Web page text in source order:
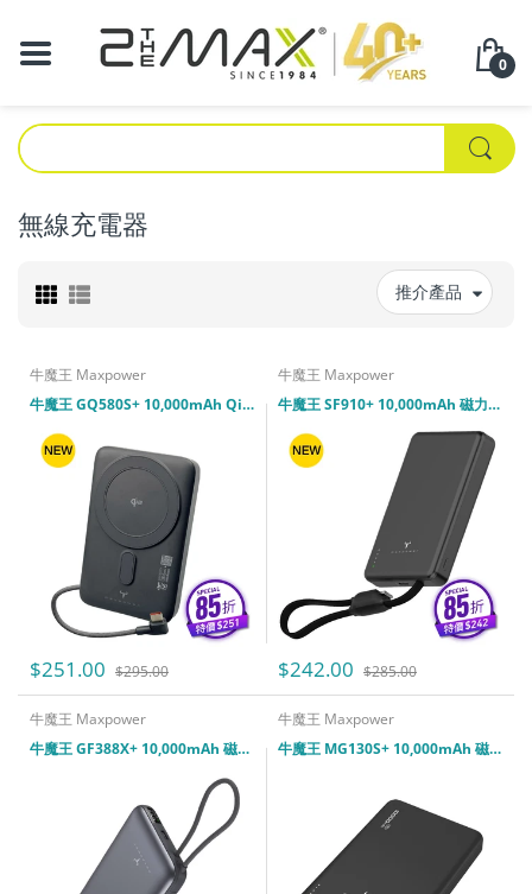
0
無線充電器
推介產品
牛魔王 Maxpower
牛魔王 GQ580S+ 10,000mAh Qi2 磁力無線外置充電器 (2026 CCC 認證)
$251.00 $295.00
牛魔王 Maxpower
牛魔王 SF910+ 10,000mAh 磁力無線外置充電器 (2026 CCC 認證)
$242.00 $285.00
牛魔王 Maxpower
牛魔王 GF388X+ 10,000mAh 磁力無線外置充電器 (2026 CCC 認證)
牛魔王 Maxpower
牛魔王 MG130S+ 10,000mAh 磁力無線外置充電器 (2026 CCC 認證)